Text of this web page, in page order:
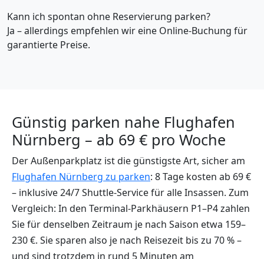
Kann ich spontan ohne Reservierung parken?
Ja – allerdings empfehlen wir eine Online-Buchung für
garantierte Preise.
Günstig parken nahe Flughafen
Nürnberg – ab 69 € pro Woche
Der Außenparkplatz ist die günstigste Art, sicher am
Flughafen Nürnberg zu parken: 8 Tage kosten ab 69 €
– inklusive 24/7 Shuttle-Service für alle Insassen. Zum
Vergleich: In den Terminal-Parkhäusern P1–P4 zahlen
Sie für denselben Zeitraum je nach Saison etwa 159–
230 €. Sie sparen also je nach Reisezeit bis zu 70 % –
und sind trotzdem in rund 5 Minuten am